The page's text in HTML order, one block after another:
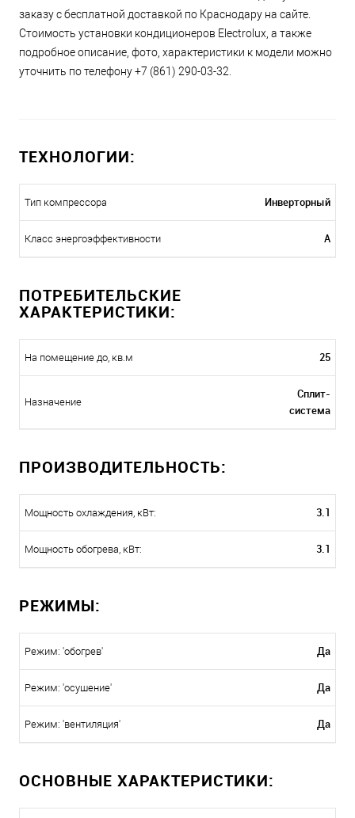
заказу с бесплатной доставкой по Краснодару на сайте.
Стоимость установки кондиционеров Electrolux, а также
подробное описание, фото, характеристики к модели можно
уточнить по телефону +7 (861) 290-03-32.
ТЕХНОЛОГИИ:
Тип компрессора Инверторный
Класс энергоэффективности A
ПОТРЕБИТЕЛЬСКИЕ
ХАРАКТЕРИСТИКИ:
На помещение до, кв.м 25
Назначение
Сплит-
система
ПРОИЗВОДИТЕЛЬНОСТЬ:
Мощность охлаждения, кВт: 3.1
Мощность обогрева, кВт: 3.1
РЕЖИМЫ:
Режим: 'обогрев' Да
Режим: 'осушение' Да
Режим: 'вентиляция' Да
ОСНОВНЫЕ ХАРАКТЕРИСТИКИ: